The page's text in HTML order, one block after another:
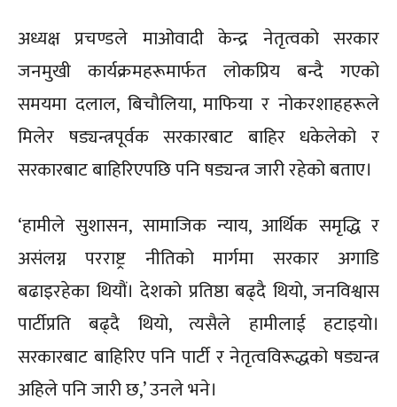
अध्यक्ष प्रचण्डले माओवादी केन्द्र नेतृत्वको सरकार
जनमुखी कार्यक्रमहरूमार्फत लोकप्रिय बन्दै गएको
समयमा दलाल, बिचौलिया, माफिया र नोकरशाहहरूले
मिलेर षड्यन्त्रपूर्वक सरकारबाट बाहिर धकेलेको र
सरकारबाट बाहिरिएपछि पनि षड्यन्त्र जारी रहेको बताए।
‘हामीले सुशासन, सामाजिक न्याय, आर्थिक समृद्धि र
असंलग्न परराष्ट्र नीतिको मार्गमा सरकार अगाडि
बढाइरहेका थियौं। देशको प्रतिष्ठा बढ्दै थियो, जनविश्वास
पार्टीप्रति बढ्दै थियो, त्यसैले हामीलाई हटाइयो।
सरकारबाट बाहिरिए पनि पार्टी र नेतृत्वविरूद्धको षड्यन्त्र
अहिले पनि जारी छ,’ उनले भने।